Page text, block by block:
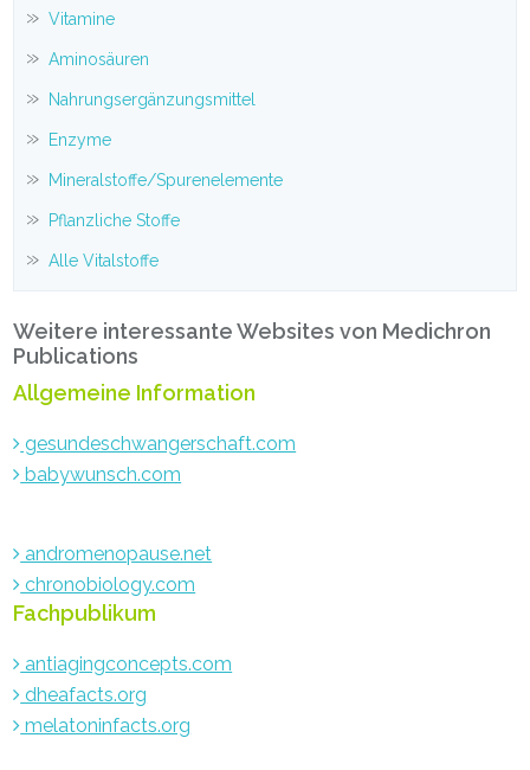
Vitamine
Aminosäuren
Nahrungsergänzungsmittel
Enzyme
Mineralstoffe/Spurenelemente
Pflanzliche Stoffe
Alle Vitalstoffe
Weitere interessante Websites von Medichron
Publications
Allgemeine Information
gesundeschwangerschaft.com
babywunsch.com
andromenopause.net
chronobiology.com
Fachpublikum
antiagingconcepts.com
dheafacts.org
melatoninfacts.org